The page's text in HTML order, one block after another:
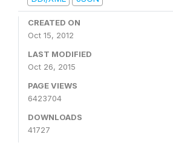
CREATED ON
Oct 15, 2012
LAST MODIFIED
Oct 26, 2015
PAGE VIEWS
6423704
DOWNLOADS
41727